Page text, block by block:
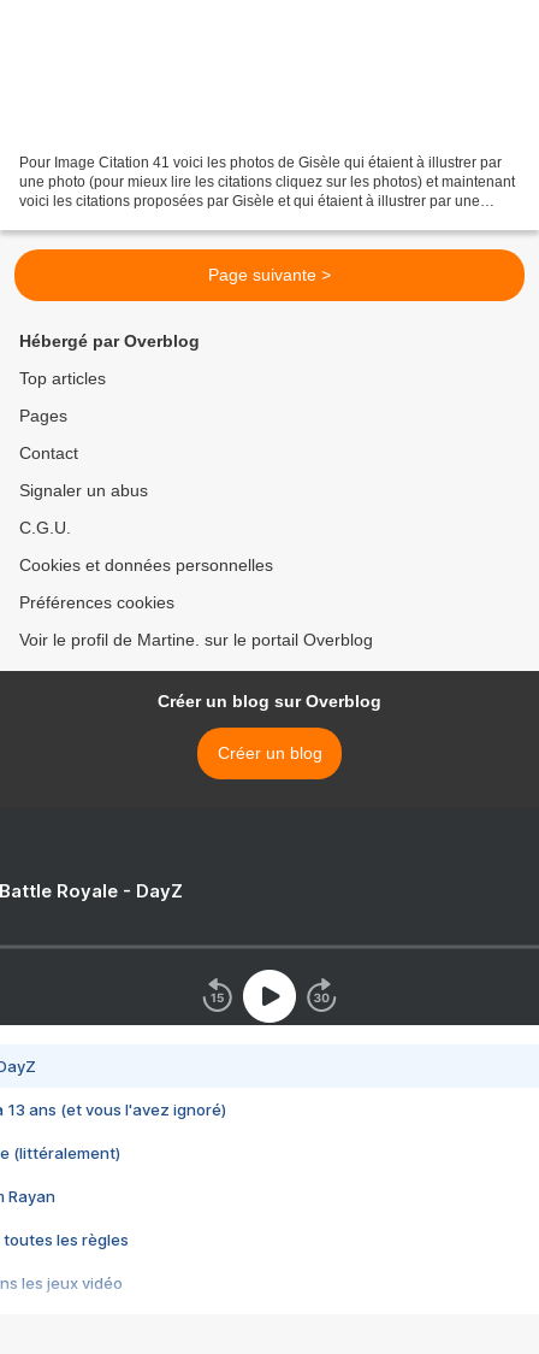
Pour Image Citation 41 voici les photos de Gisèle qui étaient à illustrer par
une photo (pour mieux lire les citations cliquez sur les photos) et maintenant
voici les citations proposées par Gisèle et qui étaient à illustrer par une
Page suivante >
Hébergé par Overblog
Top articles
Pages
Contact
Signaler un abus
C.G.U.
Cookies et données personnelles
Préférences cookies
Voir le profil de Martine. sur le portail Overblog
Créer un blog sur Overblog
Créer un blog
Royale - DayZ
13 ans (et vous l'avez ignoré)
(littéralement)
Rayan
toutes les règles
les jeux vidéo